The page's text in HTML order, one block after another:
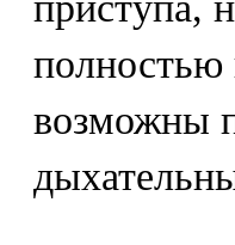
полностью
возможны